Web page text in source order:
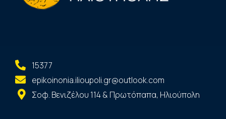
15377
epikoinonia.ilioupoli.gr@outlook.com
Σοφ. Βενιζέλου 114 & Πρωτόπαπα, Ηλιούπολη